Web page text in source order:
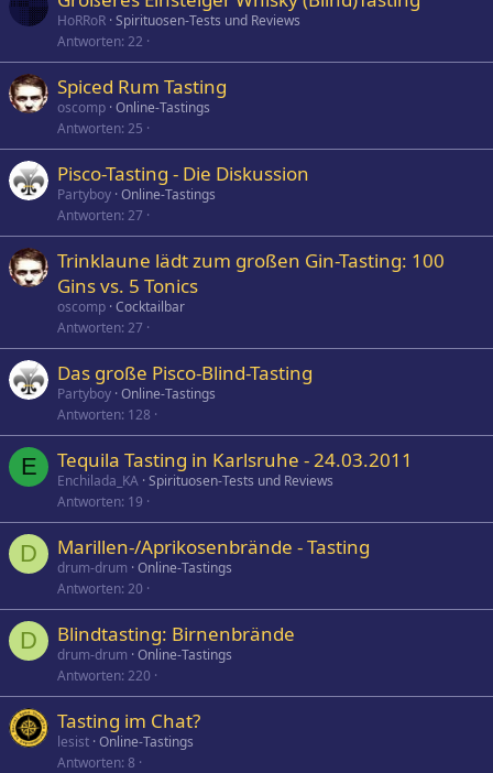
HoRRoR Spirituosen-Tests und Reviews
Antworten 22
Spiced Rum Tasting
oscomp Online-Tastings
Antworten 25
Pisco-Tasting - Die Diskussion
Partyboy Online-Tastings
Antworten 27
Trinklaune lädt zum großen Gin-Tasting: 100
Gins vs. 5 Tonics
oscomp Cocktailbar
Antworten 27
Das große Pisco-Blind-Tasting
Partyboy Online-Tastings
Antworten 128
E Tequila Tasting in Karlsruhe - 24.03.2011
Enchilada_KA Spirituosen-Tests und Reviews
Antworten 19
D Marillen-/Aprikosenbrände - Tasting
drum-drum Online-Tastings
Antworten 20
D Blindtasting: Birnenbrände
drum-drum Online-Tastings
Antworten 220
Tasting im Chat?
lesist Online-Tastings
Antworten 8